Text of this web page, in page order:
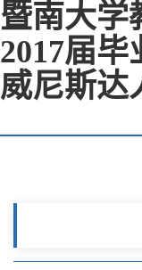
暨南大学
2017届毕
威尼斯达